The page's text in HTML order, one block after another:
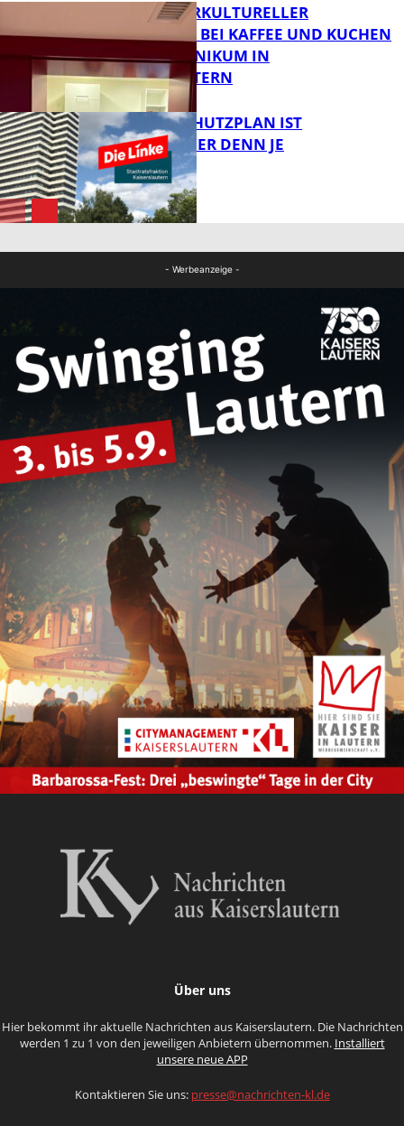
FB News
FB Gesundheit
NEUER INTERKULTURELLER
TREFFPUNKT BEI KAFFEE UND KUCHEN
IM PFALZKLINIKUM IN
KAISERSLAUTERN
EIN HITZESCHUTZPLAN IST
NOTWENDIGER DENN JE
- Werbeanzeige -
Über uns
Hier bekommt ihr aktuelle Nachrichten aus Kaiserslautern. Die Nachrichten
werden 1 zu 1 von den jeweiligen Anbietern übernommen. Installiert
unsere neue APP
Kontaktieren Sie uns: presse@nachrichten-kl.de